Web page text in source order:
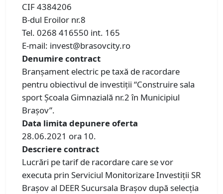
CIF 4384206
B-dul Eroilor nr.8
Tel. 0268 416550 int. 165
E-mail: invest@brasovcity.ro
Denumire contract
Branșament electric pe taxă de racordare
pentru obiectivul de investiții “Construire sala
sport Școala Gimnazială nr.2 în Municipiul
Brașov”.
Data limita depunere oferta
28.06.2021 ora 10.
Descriere contract
Lucrări pe tarif de racordare care se vor
executa prin Serviciul Monitorizare Investiții SR
Brașov al DEER Sucursala Brașov după selecția